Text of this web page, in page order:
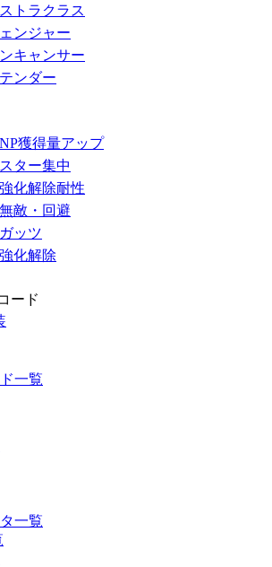
トラクラス
ンジャー
キャンサー
ンダー
NP獲得量アップ
スター集中
強化解除耐性
無敵・回避
ガッツ
強化解除
ード
一覧
一覧